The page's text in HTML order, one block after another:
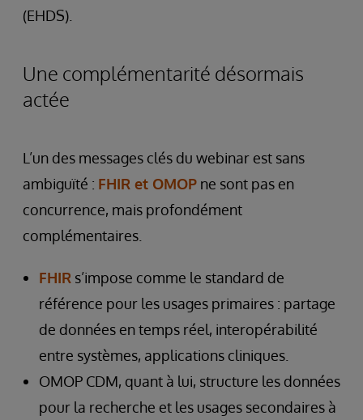
(EHDS).
Une complémentarité désormais
actée
L’un des messages clés du webinar est sans
ambiguïté : FHIR et OMOP ne sont pas en
concurrence, mais profondément
complémentaires.
FHIR s’impose comme le standard de
référence pour les usages primaires : partage
de données en temps réel, interopérabilité
entre systèmes, applications cliniques.
OMOP CDM, quant à lui, structure les données
pour la recherche et les usages secondaires à